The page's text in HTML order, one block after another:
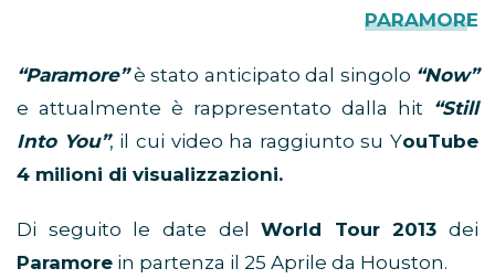
PARAMORE
“Paramore”è stato anticipato dal singolo “Now”
e attualmente è rappresentato dalla hit “Still
Into You”, il cui video ha raggiunto su YouTube
4 milioni di visualizzazioni.
Di seguito le date delWorld Tour 2013 dei
Paramore in partenza il 25 Aprile da Houston.